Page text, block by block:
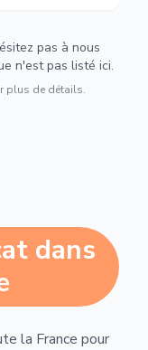
pas à nous
n'est pas listé ici.
plus de détails.
dans
la France pour